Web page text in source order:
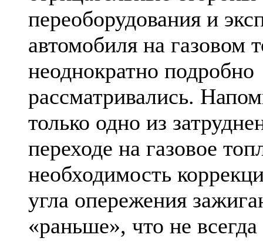
переоборудования и
автомобиля на газовом
неоднократно подробно
рассматривались.
только одно из
переходе на газовое
необходимость
угла опережения
«раньше», что не